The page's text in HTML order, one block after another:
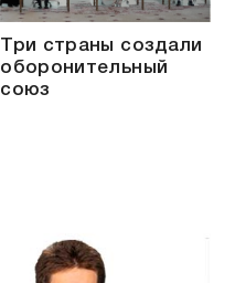
Три страны создали
оборонительный
союз